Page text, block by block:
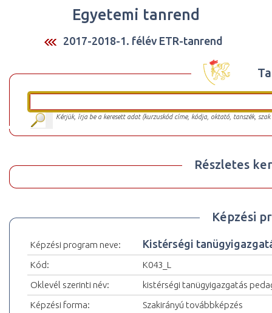
Egyetemi tanrend
2017-2018-1. félév ETR-tanrend
Kérjük, írja be a keresett adat (kurzuskód címe, kódja, oktató, tanszék,
Részletes
Képzési
Képzési program neve: Kistérségi
Kód:
K043_L
Oklevél szerinti név:
kistérségi tanügyigazgatás
Képzési forma:
Szakirányú továbbképzés